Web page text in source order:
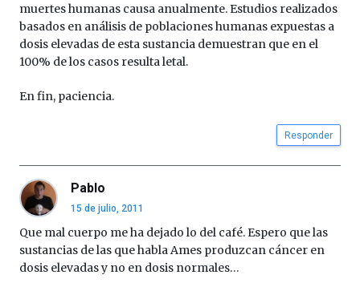
muertes humanas causa anualmente. Estudios realizados
basados en análisis de poblaciones humanas expuestas a
dosis elevadas de esta sustancia demuestran que en el
100% de los casos resulta letal.
En fin, paciencia.
Responder
Pablo
15 de julio, 2011
Que mal cuerpo me ha dejado lo del café. Espero que las
sustancias de las que habla Ames produzcan cáncer en
dosis elevadas y no en dosis normales…